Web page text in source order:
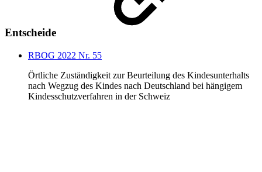
Entscheide
RBOG 2022 Nr. 55
Örtliche Zuständigkeit zur Beurteilung des Kindesunterhalts
nach Wegzug des Kindes nach Deutschland bei hängigem
Kindesschutzverfahren in der Schweiz